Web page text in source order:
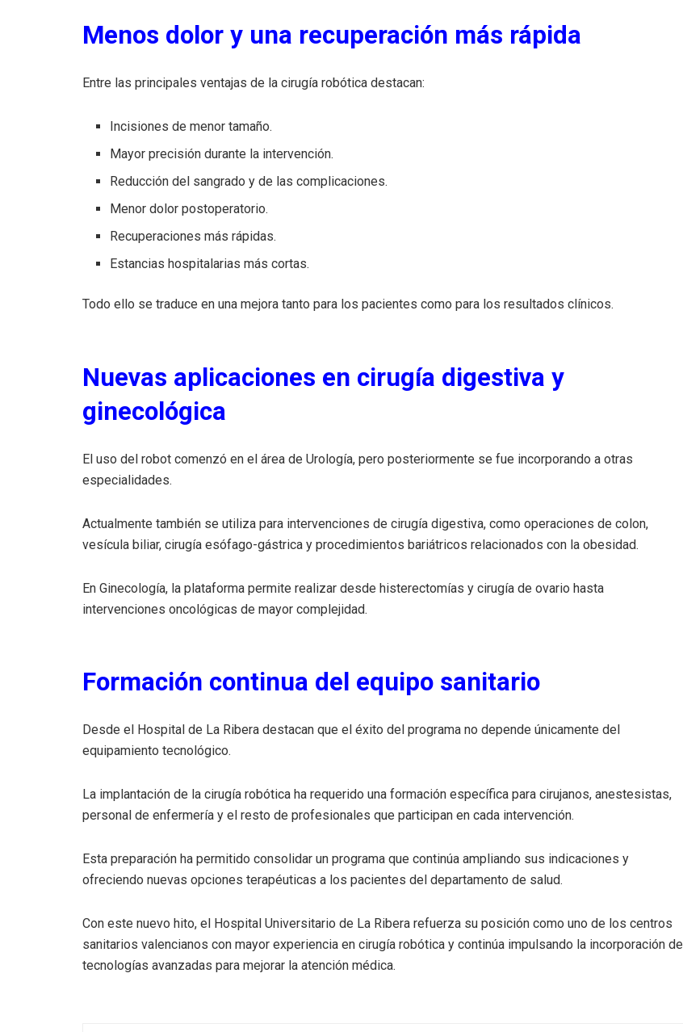
Menos dolor y una recuperación más rápida
Entre las principales ventajas de la cirugía robótica destacan:
Incisiones de menor tamaño.
Mayor precisión durante la intervención.
Reducción del sangrado y de las complicaciones.
Menor dolor postoperatorio.
Recuperaciones más rápidas.
Estancias hospitalarias más cortas.
Todo ello se traduce en una mejora tanto para los pacientes como para los resultados clínicos.
Nuevas aplicaciones en cirugía digestiva y
ginecológica
El uso del robot comenzó en el área de Urología, pero posteriormente se fue incorporando a otras
especialidades.
Actualmente también se utiliza para intervenciones de cirugía digestiva, como operaciones de colon,
vesícula biliar, cirugía esófago-gástrica y procedimientos bariátricos relacionados con la obesidad.
En Ginecología, la plataforma permite realizar desde histerectomías y cirugía de ovario hasta
intervenciones oncológicas de mayor complejidad.
Formación continua del equipo sanitario
Desde el Hospital de La Ribera destacan que el éxito del programa no depende únicamente del
equipamiento tecnológico.
La implantación de la cirugía robótica ha requerido una formación específica para cirujanos, anestesistas,
personal de enfermería y el resto de profesionales que participan en cada intervención.
Esta preparación ha permitido consolidar un programa que continúa ampliando sus indicaciones y
ofreciendo nuevas opciones terapéuticas a los pacientes del departamento de salud.
Con este nuevo hito, el Hospital Universitario de La Ribera refuerza su posición como uno de los centros
sanitarios valencianos con mayor experiencia en cirugía robótica y continúa impulsando la incorporación de
tecnologías avanzadas para mejorar la atención médica.